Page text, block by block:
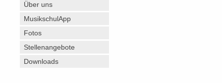
Über uns
MusikschulApp
Fotos
Stellenangebote
Downloads